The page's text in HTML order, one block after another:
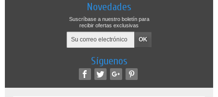
Novedades
Suscríbase a nuestro boletín para
recibir ofertas exclusivas
Síguenos